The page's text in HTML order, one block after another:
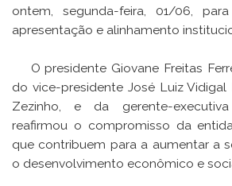
ontem, segunda-feira, 01/06,
apresentação e alinhamento
O presidente Giovane Freitas
do vice-presidente José Luiz Vidigal
Zezinho, e da gerente-
reafirmou o compromisso da
que contribuem para a aumentar a
o desenvolvimento econômico e